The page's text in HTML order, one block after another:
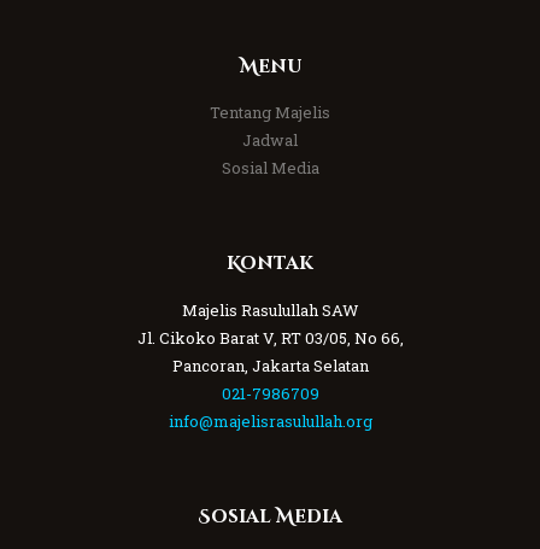
Menu
Tentang Majelis
Jadwal
Sosial Media
Kontak
Majelis Rasulullah SAW
Jl. Cikoko Barat V, RT 03/05, No 66,
Pancoran, Jakarta Selatan
021-7986709
info@majelisrasulullah.org
Sosial Media